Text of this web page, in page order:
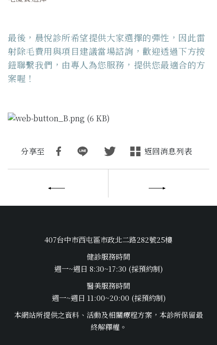
最後，晨悅診所希望提供大家選擇的彈性，因此雷
射除毛費用與項目建議當場諮詢，歡迎透過下方按
鈕聯繫我們，由專人為您服務，提供您最適合的方
案喔！
分享至 返回消息列表
407台中市西屯區市政北二路282號25樓
健診服務時間
週一~週日 8:30~17:30 (採預約制)
醫美服務時間
週一~週日 11:00~20:00 (採預約制)
本網站所提供之資料、活動及相關療程方案，本診所保留最
終解釋權。